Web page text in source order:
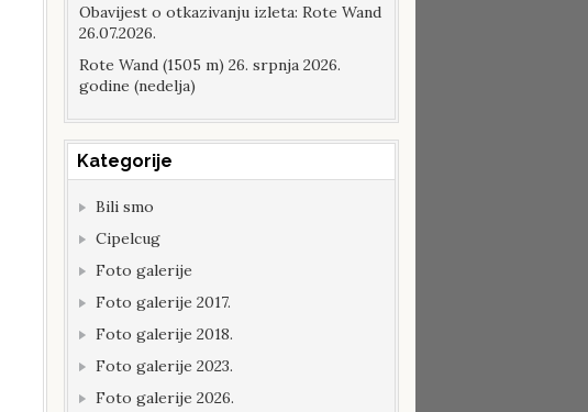
Obavijest o otkazivanju izleta: Rote Wand
26.07.2026.
Rote Wand (1505 m) 26. srpnja 2026.
godine (nedelja)
Kategorije
Bili smo
Cipelcug
Foto galerije
Foto galerije 2017.
Foto galerije 2018.
Foto galerije 2023.
Foto galerije 2026.